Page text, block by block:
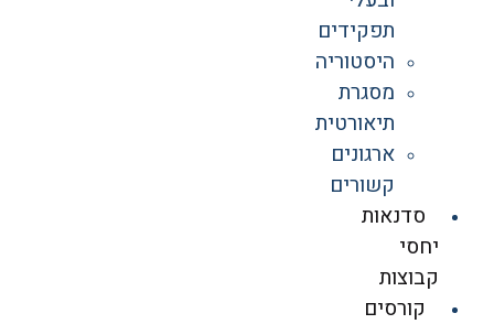
תפקידים
היסטוריה
מסגרת
תיאורטית
ארגונים
קשורים
סדנאות
יחסי
קבוצות
קורסים